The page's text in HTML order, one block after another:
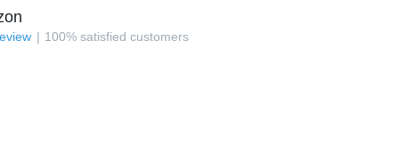
100% satisfied customers